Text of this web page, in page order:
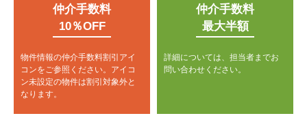
仲介手数料
10％OFF
物件情報の仲介手数料割引アイ
コンをご参照ください。 アイコ
ン未設定の物件は割引対象外と
なります。
仲介手数料
最大半額
詳細については、担当者までお
問い合わせください。